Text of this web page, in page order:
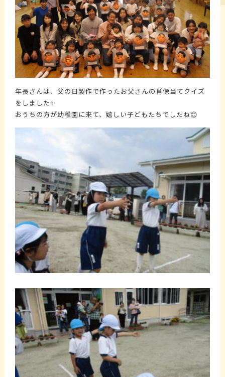
年長さんは、父の日製作で作ったお父さんの肖像当てクイズ
をしました✨
おうちの方が幼稚園に来て、嬉しい子どもたちでしたね😊